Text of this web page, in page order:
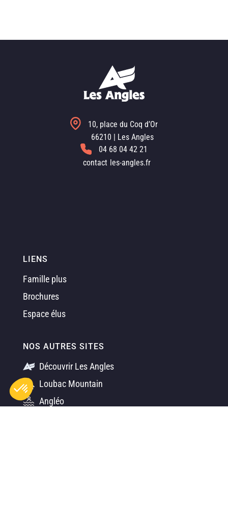
10, place du Coq d’Or
66210 | Les Angles
04 68 04 42 21
contact les-angles.fr
LIENS
Famille plus
Brochures
Espace élus
NOS AUTRES SITES
Découvrir Les Angles
Loubac Mountain
Angléo